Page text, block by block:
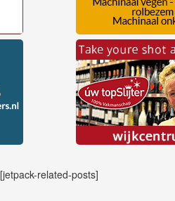
[jetpack-related-posts]